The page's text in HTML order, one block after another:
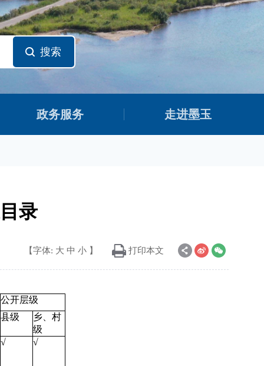
搜索
政务服务 走进墨玉
录
【字体: 大 中 小 】 打印本文
公开层级
县级
乡、村
级
√
√